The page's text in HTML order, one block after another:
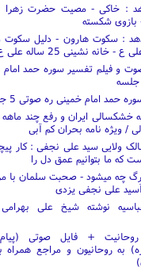
: خاکی - مصیت حضرت زهرا
بازوی شکسته
: سکوت هارون - دلیل سکوت
- خانه نشینی 25 ساله علی ع
و فیلم تفسیر سوره حمد امام
حمد امام خمینی ره صوتی 5 جلسه
خشکسالی ایران و رفع چند
/ ویژه نامه بحران کم آبی
ولایی سید علی نجفی : کار
که ما بتوانیم عمق دل را
چه میشود - صحبت سلمان با
آسید علی نجفی یزدی
نوشته شیخ علی بهرامی
+ فایل صوتی
به روحانیون و مراجع همراه